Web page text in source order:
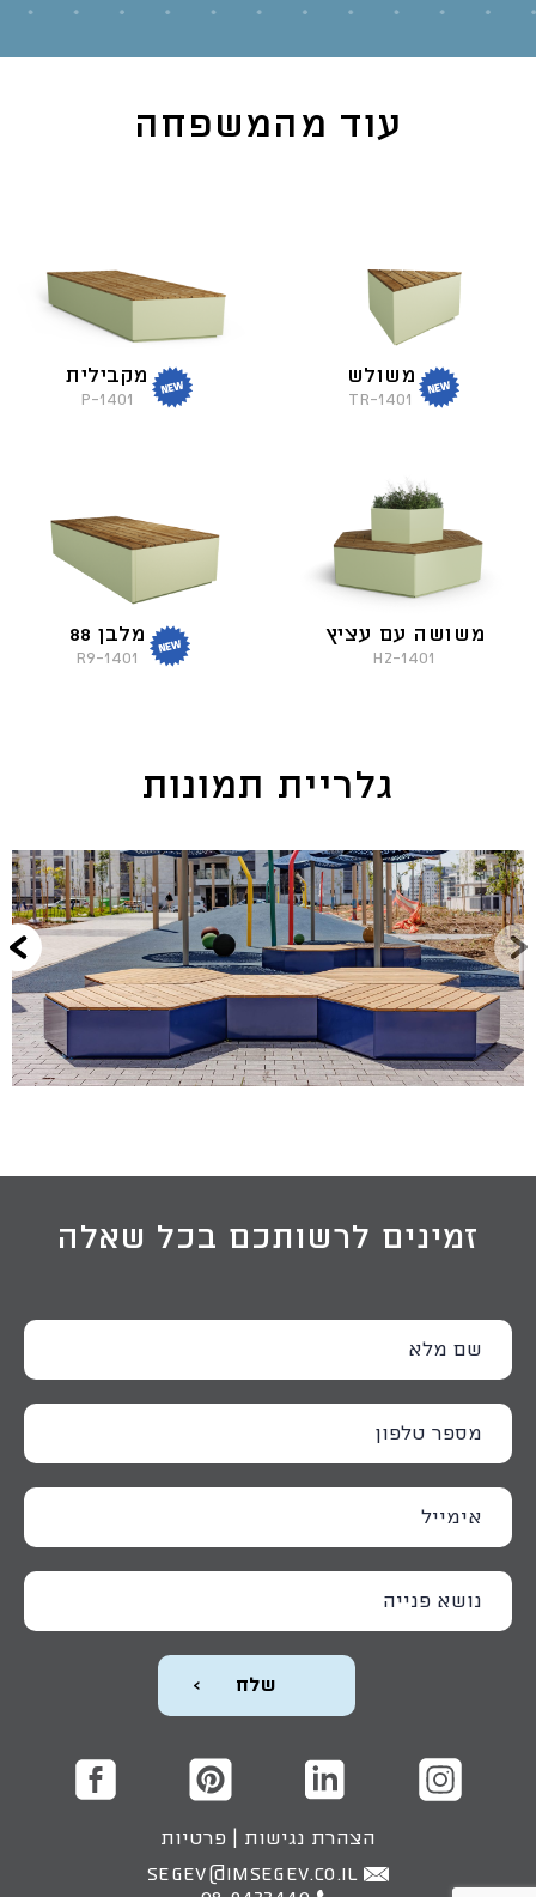
עוד מהמשפחה
משולש
1401-TR
מקבילית
1401-P
משושה עם עציץ
1401-H2
מלבן 88
1401-R9
גלריית תמונות
זמינים לרשותכם בכל שאלה
SEGEV@IMSEGEV.CO.IL
הצהרת נגישות פרטיות